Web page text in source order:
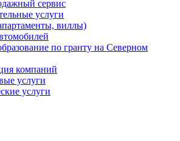
сервис
услуги
виллы)
по гранту на Северном
компаний
услуги
услуги